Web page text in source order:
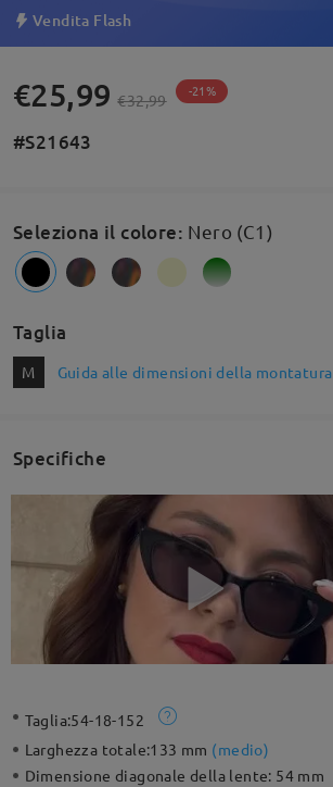
Vendita Flash
€25,99 €32,99 -21%
#S21643
Seleziona il colore: Nero (C1)
Taglia
M Guida alle dimensioni della montatura
Specifiche
Taglia:54-18-152
Larghezza totale:133 mm (medio)
Dimensione diagonale della lente: 54 mm